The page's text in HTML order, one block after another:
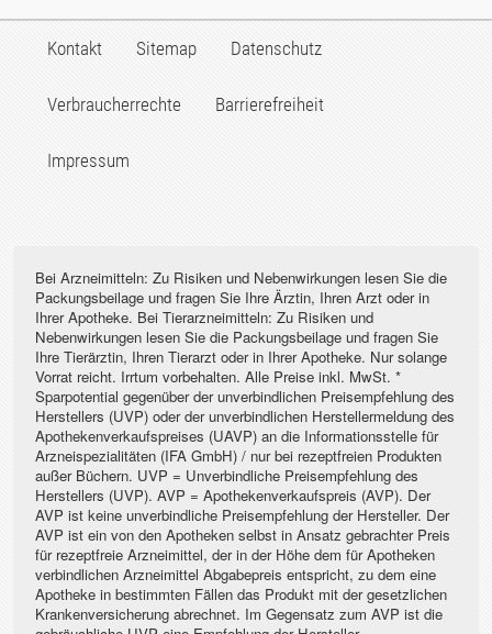
Kontakt Sitemap Datenschutz
Verbraucherrechte Barrierefreiheit
Impressum
Bei Arzneimitteln: Zu Risiken und Nebenwirkungen lesen Sie die
Packungsbeilage und fragen Sie Ihre Ärztin, Ihren Arzt oder in
Ihrer Apotheke. Bei Tierarzneimitteln: Zu Risiken und
Nebenwirkungen lesen Sie die Packungsbeilage und fragen Sie
Ihre Tierärztin, Ihren Tierarzt oder in Ihrer Apotheke. Nur solange
Vorrat reicht. Irrtum vorbehalten. Alle Preise inkl. MwSt. *
Sparpotential gegenüber der unverbindlichen Preisempfehlung des
Herstellers (UVP) oder der unverbindlichen Herstellermeldung des
Apothekenverkaufspreises (UAVP) an die Informationsstelle für
Arzneispezialitäten (IFA GmbH) / nur bei rezeptfreien Produkten
außer Büchern. UVP = Unverbindliche Preisempfehlung des
Herstellers (UVP). AVP = Apothekenverkaufspreis (AVP). Der
AVP ist keine unverbindliche Preisempfehlung der Hersteller. Der
AVP ist ein von den Apotheken selbst in Ansatz gebrachter Preis
für rezeptfreie Arzneimittel, der in der Höhe dem für Apotheken
verbindlichen Arzneimittel Abgabepreis entspricht, zu dem eine
Apotheke in bestimmten Fällen das Produkt mit der gesetzlichen
Krankenversicherung abrechnet. Im Gegensatz zum AVP ist die